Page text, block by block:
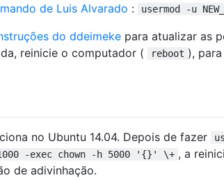
de Luis Alvarado : usermod -u
do ddeimeke para atualizar as
reinicie o computador (
reboot ),
no Ubuntu 14.04. Depois de fazer
-exec chown -h 5000 '{}' \+ , a
de adivinhação.